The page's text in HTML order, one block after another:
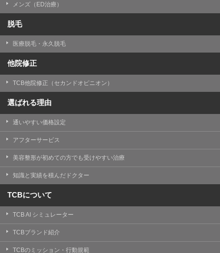
メンズ（ED治療）
脱毛
医療脱毛・永久脱毛
他院修正
TCB他院修正（セカンドオピニオン）
選ばれる理由
通いやすい価格設定
アフターサービス
美容整形が初めての方でも受けやすい治療
知識と実績を積んだドクター
TCBについて
TCB AI シミュレーター
TCBブランド紹介
TCBのミッション・行動規範